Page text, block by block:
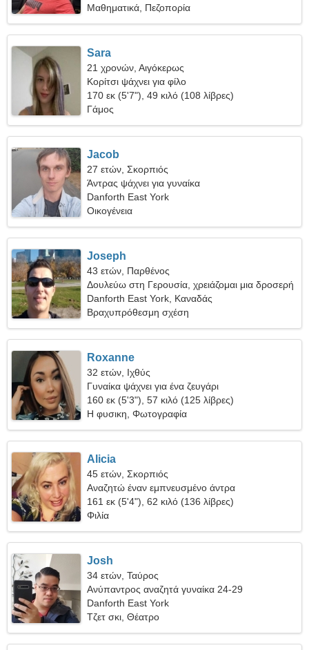
Μαθηματικά, Πεζοπορία
Sara
21 χρονών, Αιγόκερως
Κορίτσι ψάχνει για φίλο
170 εκ (5'7"), 49 κιλό (108 λίβρες)
Γάμος
Jacob
27 ετών, Σκορπιός
Άντρας ψάχνει για γυναίκα
Danforth East York
Οικογένεια
Joseph
43 ετών, Παρθένος
Δουλεύω στη Γερουσία, χρειάζομαι μια δροσερή
γυναίκα
Danforth East York, Καναδάς
Βραχυπρόθεσμη σχέση
Roxanne
32 ετών, Ιχθύς
Γυναίκα ψάχνει για ένα ζευγάρι
160 εκ (5'3"), 57 κιλό (125 λίβρες)
Η φυσικη, Φωτογραφία
Alicia
45 ετών, Σκορπιός
Αναζητώ έναν εμπνευσμένο άντρα
161 εκ (5'4"), 62 κιλό (136 λίβρες)
Φιλία
Josh
34 ετών, Ταύρος
Ανύπαντρος αναζητά γυναίκα 24-29
Danforth East York
Τζετ σκι, Θέατρο